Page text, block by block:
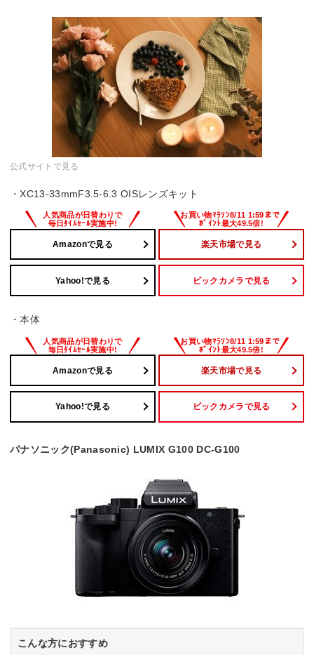
公式サイトで見る
・XC13-33mmF3.5-6.3 OISレンズキット
Amazonで見る 楽天市場で見る
Yahoo!で見る ビックカメラで見る
・本体
Amazonで見る 楽天市場で見る
Yahoo!で見る ビックカメラで見る
パナソニック(Panasonic) LUMIX G100 DC-G100
こんな方におすすめ